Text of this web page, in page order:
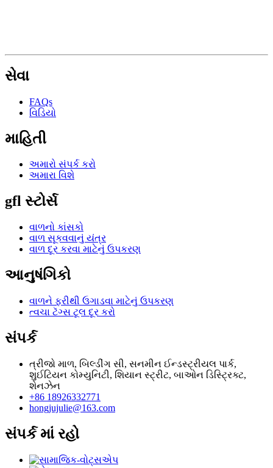
સેવા
FAQs
વિડિયો
માહિતી
અમારો સંપર્ક કરો
અમારા વિશે
gfl સ્ટોર્સ
વાળનો કાંસકો
વાળ સૂકવવાનું યંત્ર
વાળ દૂર કરવા માટેનું ઉપકરણ
આનુષંગિકો
વાળને ફરીથી ઉગાડવા માટેનું ઉપકરણ
ત્વચા ટૅગ્સ ટૂલ દૂર કરો
સંપર્ક
ત્રીજો માળ, બિલ્ડીંગ સી, સનમીન ઈન્ડસ્ટ્રીયલ પાર્ક,
શુઈટિયન કોમ્યુનિટી, શિયાન સ્ટ્રીટ, બાઓન ડિસ્ટ્રિક્ટ,
શેનઝેન
+86 18926332771
hongjujulie@163.com
સંપર્ક માં રહો